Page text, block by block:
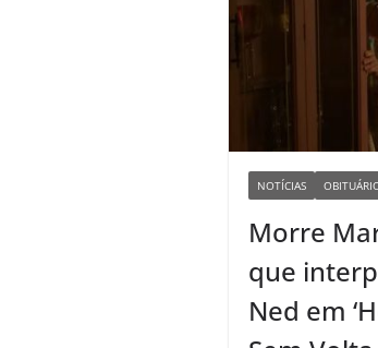
NOTÍCIAS
Morre
que
Ned em